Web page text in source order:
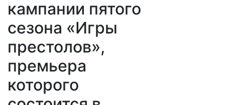
кампании пятого
сезона «Игры
престолов»,
премьера
которого